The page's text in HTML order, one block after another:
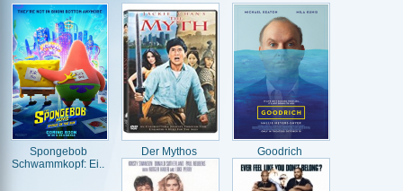
Spongebob
Schwammkopf: Ei..
Der Mythos Goodrich